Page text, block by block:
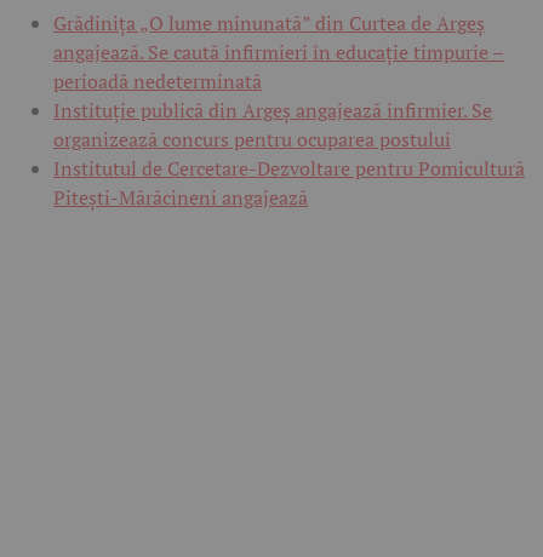
Grădinița „O lume minunată” din Curtea de Argeș
angajează. Se caută infirmieri în educație timpurie –
perioadă nedeterminată
Instituție publică din Argeș angajează infirmier. Se
organizează concurs pentru ocuparea postului
Institutul de Cercetare-Dezvoltare pentru Pomicultură
Pitești-Mărăcineni angajează